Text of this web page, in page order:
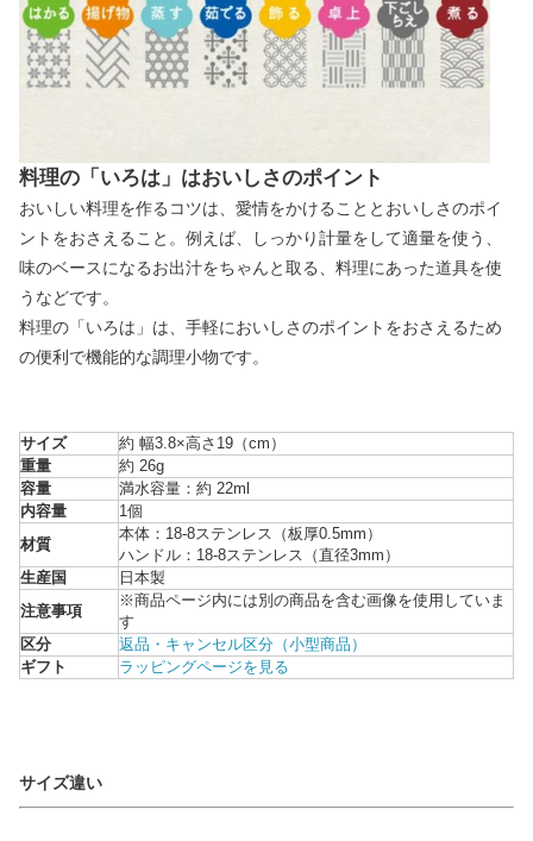
料理の「いろは」はおいしさのポイント
おいしい料理を作るコツは、愛情をかけることとおいしさのポイ
ントをおさえること。例えば、しっかり計量をして適量を使う、
味のベースになるお出汁をちゃんと取る、料理にあった道具を使
うなどです。
料理の「いろは」は、手軽においしさのポイントをおさえるため
の便利で機能的な調理小物です。
サイズ
約 幅3.8×高さ19（cm）
重量
約 26g
容量
満水容量：約 22ml
内容量
1個
材質
本体：18-8ステンレス（板厚0.5mm）
ハンドル：18-8ステンレス（直径3mm）
生産国
日本製
注意事項
※商品ページ内には別の商品を含む画像を使用していま
す
区分
返品・キャンセル区分（小型商品）
ギフト
ラッピングページを見る
サイズ違い